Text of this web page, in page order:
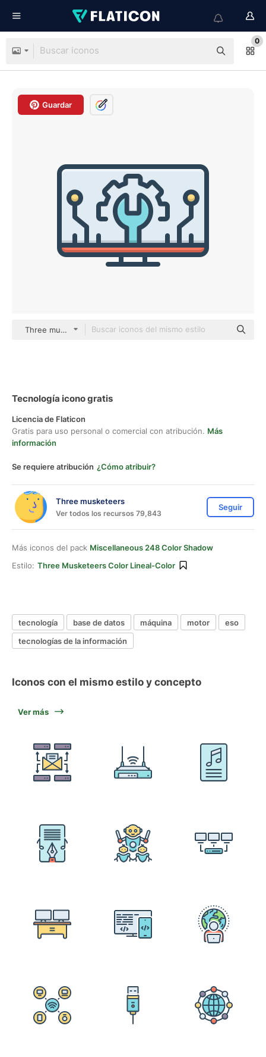
0
Guardar
Three musketeers color lineal-color
Tecnología icono gratis
Licencia de Flaticon
Gratis para uso personal o comercial con atribución. Más
información
Se requiere atribución ¿Cómo atribuir?
Three musketeers
Ver todos los recursos 79,843
Seguir
Más iconos del pack Miscellaneous 248 Color Shadow
Estilo: Three Musketeers Color Lineal-Color
tecnología base de datos máquina motor
eso
tecnologías de la información
Iconos con el mismo estilo y concepto
Ver más